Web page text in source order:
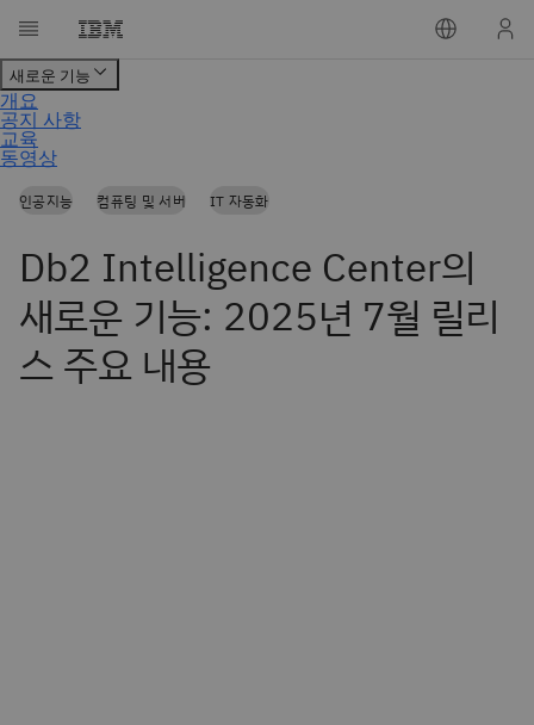
인공지능 컴퓨팅 및 서버 IT 자동화
Db2 Intelligence Center의
새로운 기능: 2025년 7월 릴리
스 주요 내용